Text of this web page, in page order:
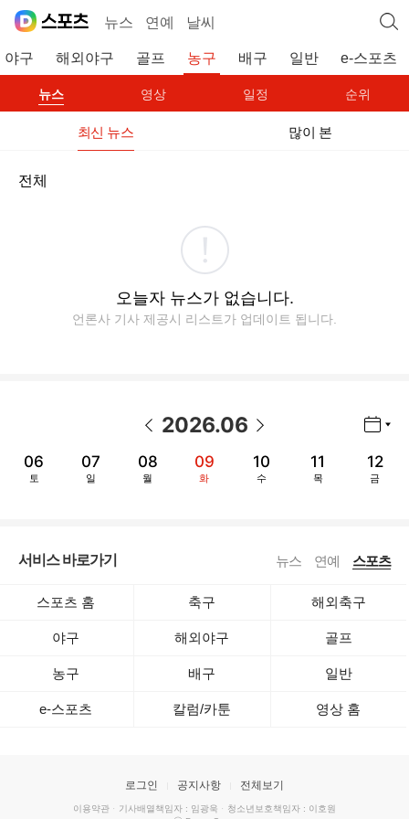
뉴스 연예 날씨
야구 해외야구 골프 농구 배구 일반 e-스포츠
뉴스 영상 일정 순위
최신 뉴스 많이 본
전체
오늘자 뉴스가 없습니다.
언론사 기사 제공시 리스트가 업데이트 됩니다.
2026.06
06
토
07
일
08
월
09
화
10
수
11
목
12
금
서비스 바로가기 뉴스 연예 스포츠
스포츠 홈 축구 해외축구
야구 해외야구 골프
농구 배구 일반
e-스포츠 칼럼/카툰 영상 홈
로그인 공지사항 전체보기
이용약관 · 기사배열책임자 : 임광욱 · 청소년보호책임자 : 이호원